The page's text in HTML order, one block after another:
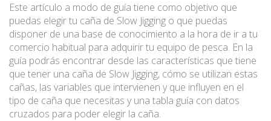
Este artículo a modo de guía tiene como objetivo que
puedas elegir tu caña de Slow Jigging o que puedas
disponer de una base de conocimiento a la hora de ir a tu
comercio habitual para adquirir tu equipo de pesca. En la
guía podrás encontrar desde las características que tiene
que tener una caña de Slow Jigging, cómo se utilizan estas
cañas, las variables que intervienen y que influyen en el
tipo de caña que necesitas y una tabla guía con datos
cruzados para poder elegir la caña.